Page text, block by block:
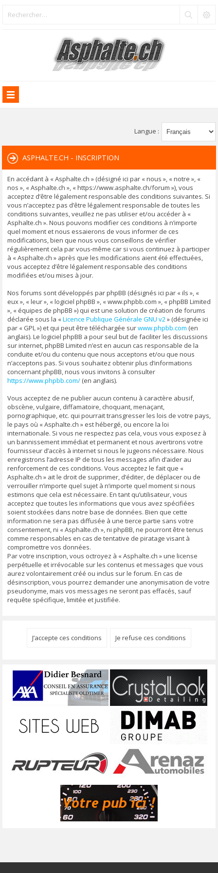
Langue :
ASPHALTE.CH - INSCRIPTION
En accédant à « Asphalte.ch » (désigné ici par « nous », « notre », «
nos », « Asphalte.ch », « https://www.asphalte.ch/forum »), vous
acceptez d’être légalement responsable des conditions suivantes. Si
vous n’acceptez pas d’être légalement responsable de toutes les
conditions suivantes, veuillez ne pas utiliser et/ou accéder à «
Asphalte.ch ». Nous pouvons modifier ces conditions à n’importe
quel moment et nous essaierons de vous informer de ces
modifications, bien que nous vous conseillons de vérifier
régulièrement cela par vous-même car si vous continuez à participer
à « Asphalte.ch » après que les modifications aient été effectuées,
vous acceptez d’être légalement responsable des conditions
modifiées et/ou mises à jour.
Nos forums sont développés par phpBB (désignés ici par « ils », «
eux », « leur », « logiciel phpBB », « www.phpbb.com », « phpBB Limited
», « équipes de phpBB ») qui est une solution de création de forums
déclarée sous la «Licence Publique Générale GNU v2» (désignée ici
par « GPL ») et qui peut être téléchargée surwww.phpbb.com (en
anglais). Le logiciel phpBB a pour seul but de faciliter les discussions
sur internet, phpBB Limited n’est en aucun cas responsable de la
conduite et/ou du contenu que nous acceptons et/ou que nous
n’acceptons pas. Si vous souhaitez obtenir plus d’informations
concernant phpBB, nous vous invitons à consulter
https://www.phpbb.com/ (en anglais).
Vous acceptez de ne publier aucun contenu à caractère abusif,
obscène, vulgaire, diffamatoire, choquant, menaçant,
pornographique, etc. qui pourrait transgresser les lois de votre pays,
le pays où « Asphalte.ch » est hébergé, ou encore la loi
internationale. Si vous ne respectez pas cela, vous vous exposez à
un bannissement immédiat et permanent et nous avertirons votre
fournisseur d’accès à internet si nous le jugeons nécessaire. Nous
enregistrons l’adresse IP de tous les messages afin d’aider au
renforcement de ces conditions. Vous acceptez le fait que «
Asphalte.ch » ait le droit de supprimer, d’éditer, de déplacer ou de
verrouiller n’importe quel sujet à n’importe quel moment si nous
estimons que cela est nécessaire. En tant qu’utilisateur, vous
acceptez que toutes les informations que vous avez spécifiées
soient stockées dans notre base de données. Bien que cette
information ne sera pas diffusée à une tierce partie sans votre
consentement, ni « Asphalte.ch », ni phpBB, ne pourront être tenus
comme responsables en cas de tentative de piratage visant à
compromettre vos données.
Par votre inscription, vous octroyez à « Asphalte.ch » une license
perpétuelle et irrévocable sur les contenus et messages que vous
aurez volontairement créé ou inclus sur le forum. En cas de
désinscription, vous pourrez demander une anonymisation de votre
pseudonyme, mais vos messages ne seront pas effacés, sauf
requête spécifique, limitée et justifiée.